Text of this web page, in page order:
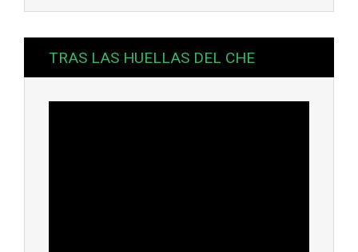
TRAS LAS HUELLAS DEL CHE